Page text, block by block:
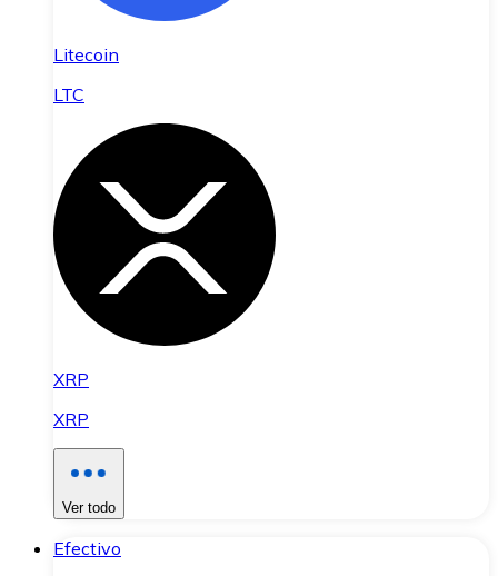
Litecoin
LTC
XRP
XRP
Ver todo
Efectivo